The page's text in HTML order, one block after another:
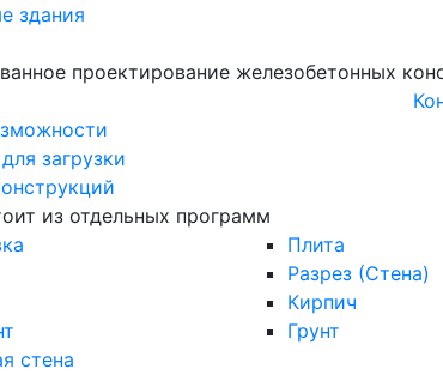
здания
проектирование железобетонных
загрузки
из отдельных программ
стена
Плита
Разрез (Стена)
Кирпич
Грунт